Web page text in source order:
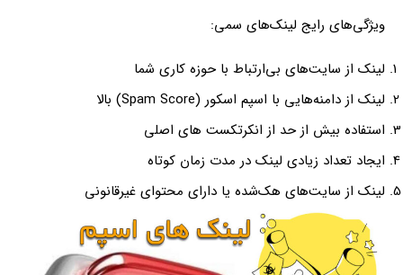
ویژگی‌های رایج لینک‌های سمی:
لینک از سایت‌های بی‌ارتباط با حوزه کاری شما
لینک از دامنه‌هایی با اسپم اسکور (Spam Score) بالا
استفاده بیش از حد از انکرتکست های اصلی
ایجاد تعداد زیادی لینک در مدت زمان کوتاه
لینک از سایت‌های هک‌شده یا دارای محتوای غیرقانونی